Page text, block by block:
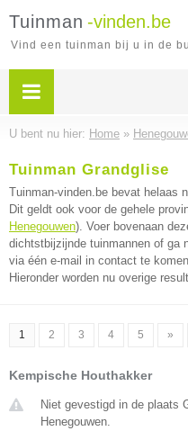
Tuinman -vinden.be
Vind een tuinman bij u in de
U bent nu hier: Home »
Tuinman Grandglise
Tuinman-vinden.be bevat helaas
Dit geldt ook voor de gehele
Henegouwen). Voer bovenaan
dichtstbijzijnde tuinmannen of ga
via één e-mail in contact te
Hieronder worden nu overige
1 2 3 4 5 »
Kempische Houthakker
Niet gevestigd in de plaats
Henegouwen.